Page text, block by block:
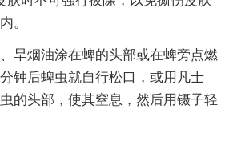
。
旱烟油涂在蜱的头部或在蜱旁点燃
钟后蜱虫就自行松口，或用凡士
的头部，使其窒息，然后用镊子轻